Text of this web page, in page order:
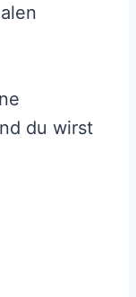
du wirst